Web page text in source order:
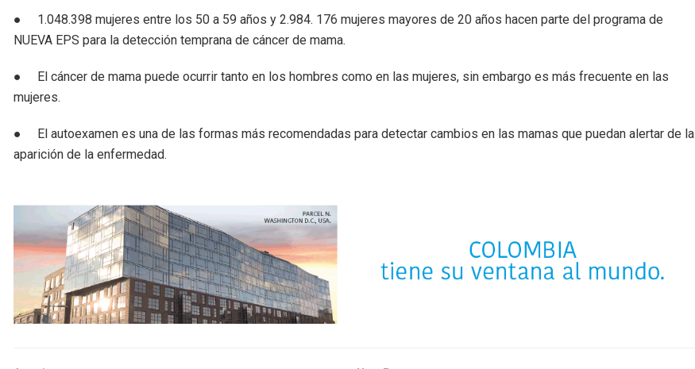
● 1.048.398 mujeres entre los 50 a 59 años y 2.984. 176 mujeres mayores de 20 años hacen parte del programa de
NUEVA EPS para la detección temprana de cáncer de mama.
● El cáncer de mama puede ocurrir tanto en los hombres como en las mujeres, sin embargo es más frecuente en las
mujeres.
● El autoexamen es una de las formas más recomendadas para detectar cambios en las mamas que puedan alertar de la
aparición de la enfermedad.